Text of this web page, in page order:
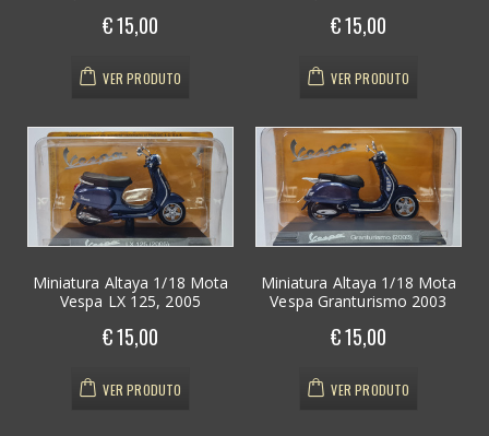
€ 15,00
VER PRODUTO
€ 15,00
VER PRODUTO
Miniatura Altaya 1/18 Mota
Vespa LX 125, 2005
€ 15,00
VER PRODUTO
Miniatura Altaya 1/18 Mota
Vespa Granturismo 2003
€ 15,00
VER PRODUTO